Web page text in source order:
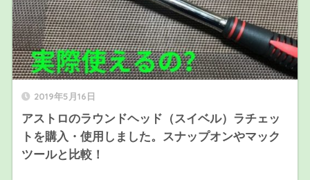
2019年5月16日
アストロのラウンドヘッド（スイベル）ラチェッ
トを購入・使用しました。スナップオンやマック
ツールと比較！